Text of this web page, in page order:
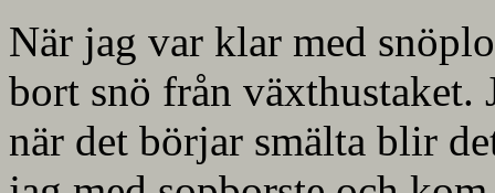
När jag var klar med
bort snö från växthustaket.
när det börjar smälta blir